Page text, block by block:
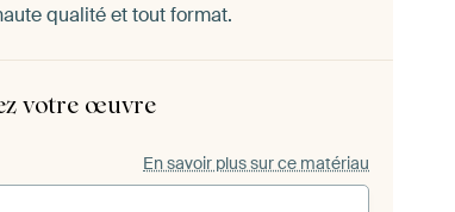
qualité et tout format.
votre œuvre
En savoir plus sur ce matériau